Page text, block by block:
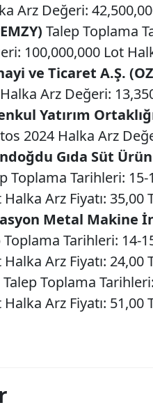
Arz Değeri:
Talep Toplama
100,000,000 Lot
ve Ticaret A.Ş.
Arz Değeri:
Yatırım
2024 Halka Arz
Gıda Süt
Toplama Tarihleri:
Arz Fiyatı: 35,00
Metal Makine
Toplama Tarihleri: 14-
Arz Fiyatı: 24,00
Talep Toplama
Arz Fiyatı: 51,00